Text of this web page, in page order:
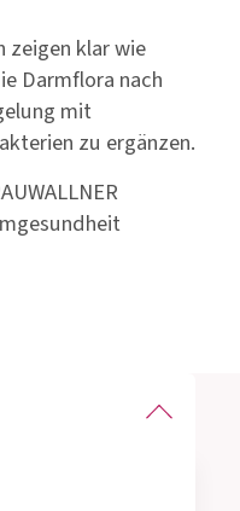
zeigen klar wie
Darmflora nach
mit
zu ergänzen.